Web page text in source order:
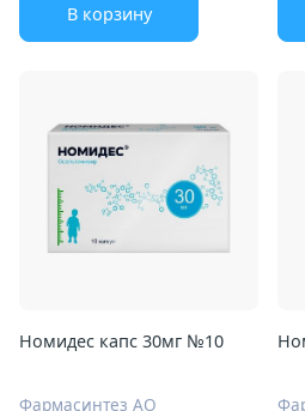
В корзину
Номидес капс 30мг №10
Фармасинтез АО